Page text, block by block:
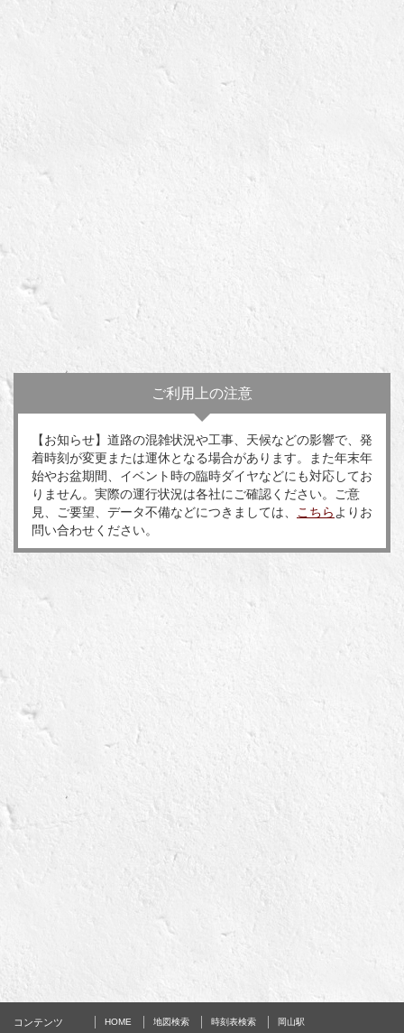
ご利用上の注意
【お知らせ】道路の混雑状況や工事、天候などの影響で、発
着時刻が変更または運休となる場合があります。また年末年
始やお盆期間、イベント時の臨時ダイヤなどにも対応してお
りません。実際の運行状況は各社にご確認ください。ご意
見、ご要望、データ不備などにつきましては、
こちら よりお
問い合わせください。
コンテンツ HOME 地図検索 時刻表検索 岡山駅